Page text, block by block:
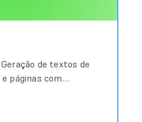
de textos de
páginas com
Custo aproximado: